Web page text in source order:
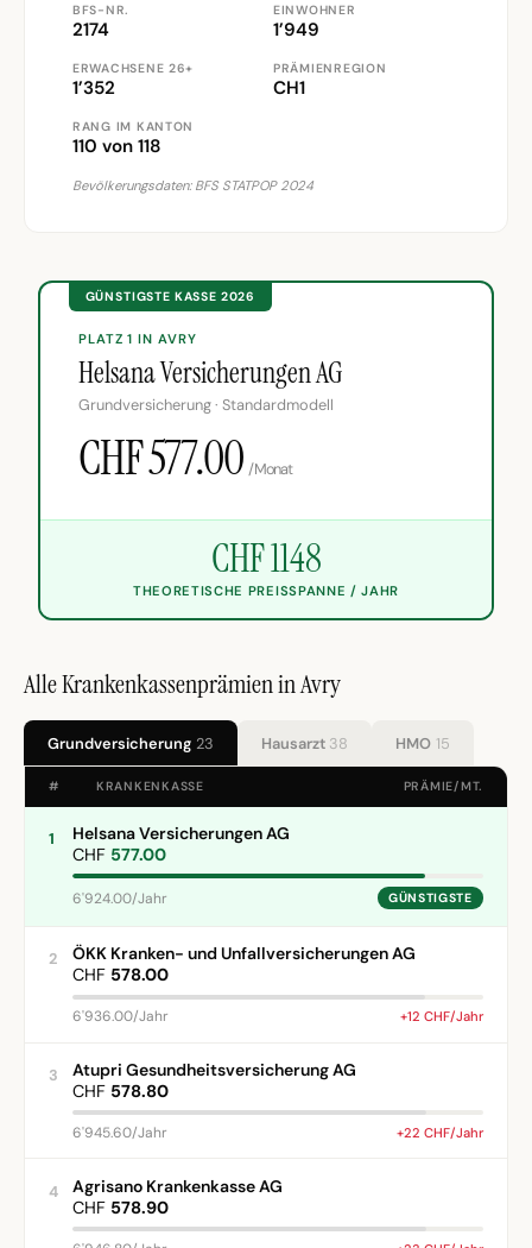
BFS-NR.
2174
EINWOHNER
1’949
ERWACHSENE 26+
1’352
PRÄMIENREGION
CH1
RANG IM KANTON
110 von 118
Bevölkerungsdaten: BFS STATPOP 2024
GÜNSTIGSTE KASSE 2026
PLATZ 1 IN AVRY
Helsana Versicherungen AG
Grundversicherung · Standardmodell
CHF 577.00 /Monat
CHF 1148
THEORETISCHE PREISSPANNE / JAHR
Alle Krankenkassenprämien in Avry
Grundversicherung 23 Hausarzt 38 HMO 15
# KRANKENKASSE PRÄMIE/MT.
1
Helsana Versicherungen AG
CHF 577.00
6'924.00/Jahr GÜNSTIGSTE
2
ÖKK Kranken- und Unfallversicherungen AG
CHF 578.00
6'936.00/Jahr +12 CHF/Jahr
3
Atupri Gesundheitsversicherung AG
CHF 578.80
6'945.60/Jahr +22 CHF/Jahr
4
Agrisano Krankenkasse AG
CHF 578.90